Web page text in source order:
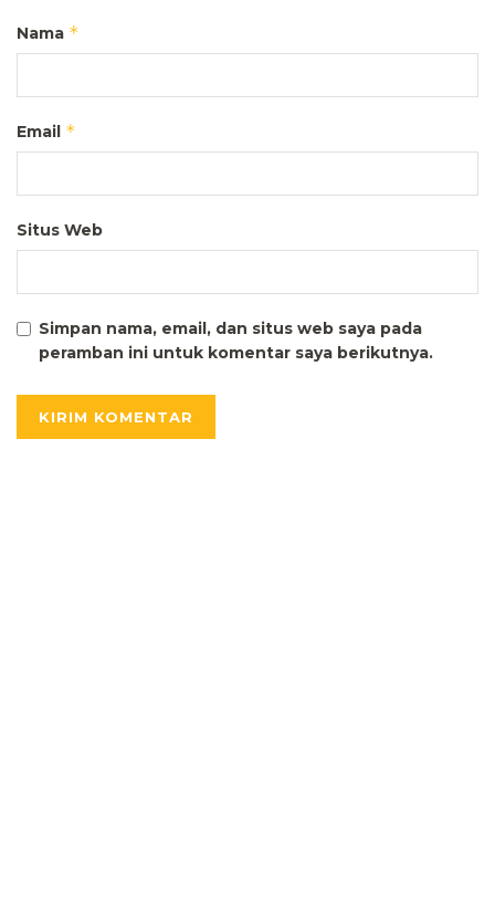
Nama *
Email *
Situs Web
Simpan nama, email, dan situs web saya pada
peramban ini untuk komentar saya berikutnya.